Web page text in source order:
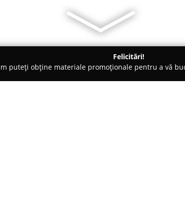
Felicitări!
puteți obține materiale promoționale pentru a vă